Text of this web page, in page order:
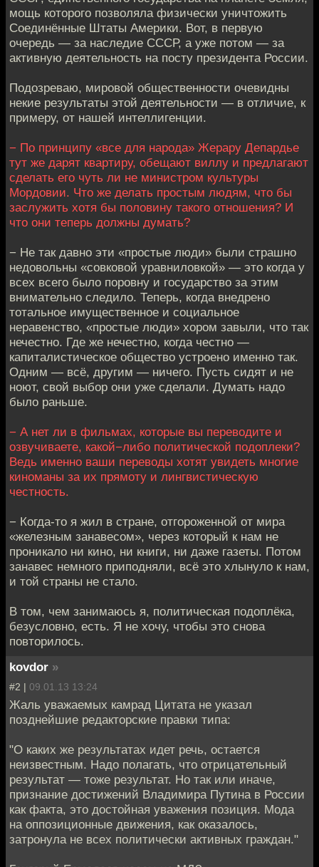
мощь которого позволяла физически уничтожить
Соединённые Штаты Америки. Вот, в первую
очередь — за наследие СССР, а уже потом — за
активную деятельность на посту президента России.
Подозреваю, мировой общественности очевидны
некие результаты этой деятельности — в отличие, к
примеру, от нашей интеллигенции.
− По принципу «все для народа» Жерару Депардье
тут же дарят квартиру, обещают виллу и предлагают
сделать его чуть ли не министром культуры
Мордовии. Что же делать простым людям, что бы
заслужить хотя бы половину такого отношения? И
что они теперь должны думать?
− Не так давно эти «простые люди» были страшно
недовольны «совковой уравниловкой» — это когда у
всех всего было поровну и государство за этим
внимательно следило. Теперь, когда внедрено
тотальное имущественное и социальное
неравенство, «простые люди» хором завыли, что так
нечестно. Где же нечестно, когда честно —
капиталистическое общество устроено именно так.
Одним — всё, другим — ничего. Пусть сидят и не
ноют, свой выбор они уже сделали. Думать надо
было раньше.
− А нет ли в фильмах, которые вы переводите и
озвучиваете, какой−либо политической подоплеки?
Ведь именно ваши переводы хотят увидеть многие
киноманы за их прямоту и лингвистическую
честность.
− Когда-то я жил в стране, отгороженной от мира
«железным занавесом», через который к нам не
проникало ни кино, ни книги, ни даже газеты. Потом
занавес немного приподняли, всё это хлынуло к нам,
и той страны не стало.
В том, чем занимаюсь я, политическая подоплёка,
безусловно, есть. Я не хочу, чтобы это снова
повторилось.
kovdor »
#2 | 09.01.13 13:24
Жаль уважаемых камрад Цитата не указал
позднейшие редакторские правки типа:
"О каких же результатах идет речь, остается
неизвестным. Надо полагать, что отрицательный
результат — тоже результат. Но так или иначе,
признание достижений Владимира Путина в России
как факта, это достойная уважения позиция. Мода
на оппозиционные движения, как оказалось,
затронула не всех политически активных граждан."